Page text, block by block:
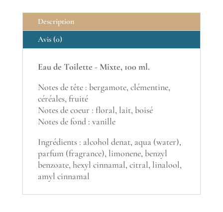
Lostmarc'h
Description
Avis (0)
Eau de Toilette - Mixte, 100 ml.
Notes de tête : bergamote, clémentine,
céréales, fruité
Notes de coeur : floral, lait, boisé
Notes de fond : vanille
Ingrédients : alcohol denat, aqua (water),
parfum (fragrance), limonene, benzyl
benzoate, hexyl cinnamal, citral, linalool,
amyl cinnamal